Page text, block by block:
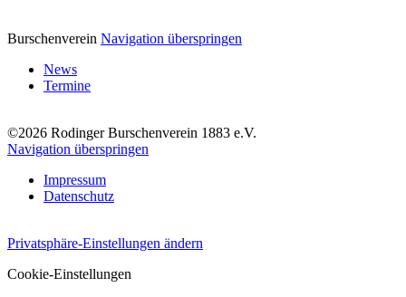
Burschenverein Navigation überspringen
News
Termine
©2026 Rodinger Burschenverein 1883 e.V.
Navigation überspringen
Impressum
Datenschutz
Privatsphäre-Einstellungen ändern
Cookie-Einstellungen